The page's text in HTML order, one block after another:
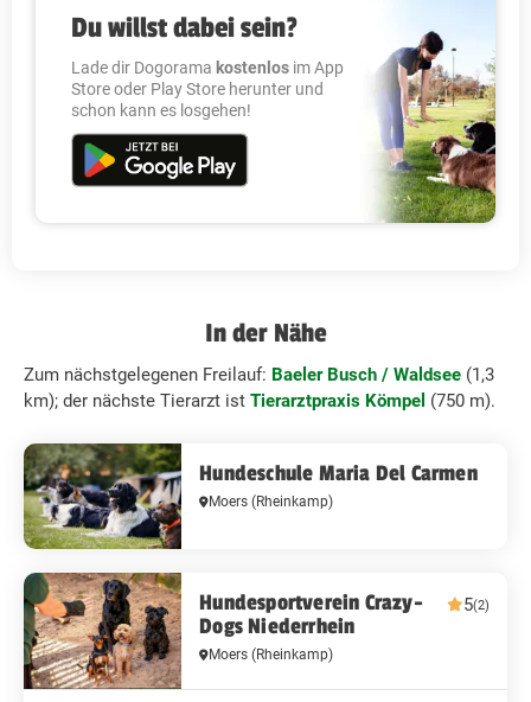
Du willst dabei sein?
Lade dir Dogorama kostenlos im App
Store oder Play Store herunter und
schon kann es losgehen!
In der Nähe
Zum nächstgelegenen Freilauf: Baeler Busch / Waldsee (1,3
km); der nächste Tierarzt ist Tierarztpraxis Kömpel (750 m).
Hundeschule Maria Del Carmen
Moers(Rheinkamp)
Hundesportverein Crazy-
Dogs Niederrhein
5(2)
Moers(Rheinkamp)